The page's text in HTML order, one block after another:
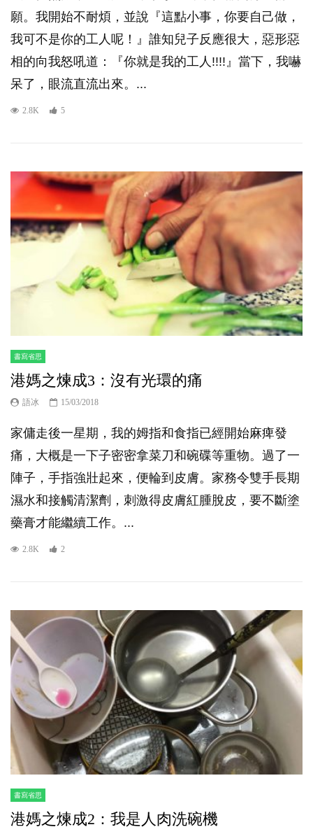
願。我開始不耐煩，並說『這點小事，你要自己做，
我可不是你的工人呢！』誰知兒子反應很大，惡形惡
相的向我怒吼道：『你就是我的工人!!!!』當下，我嚇
呆了，眼流直流出來。...
2.8K 5
書寫省思
港媽之煉成3：沒有光環的痛
語冰 15/03/2018
家傭走後一星期，我的姆指和食指已經開始麻痺發
痛，大概是一下子密密拿菜刀和碗碟等重物。過了一
陣子，手指強壯起來，便輪到皮膚。家務令雙手長期
濕水和接觸清潔劑，刺激得皮膚紅腫脫皮，要不斷塗
藥膏才能繼續工作。...
2.8K 2
書寫省思
港媽之煉成2：我是人肉洗碗機